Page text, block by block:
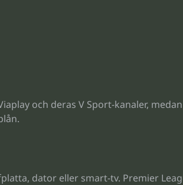
och deras V Sport-kanaler,
dator eller smart-tv. Premier